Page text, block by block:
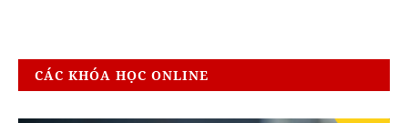
CÁC KHÓA HỌC ONLINE